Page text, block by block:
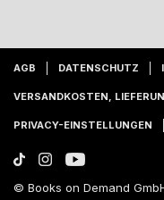
AGB DATENSCHUTZ
VERSANDKOSTEN,
PRIVACY-EINSTELLUNGEN
© Books on Demand